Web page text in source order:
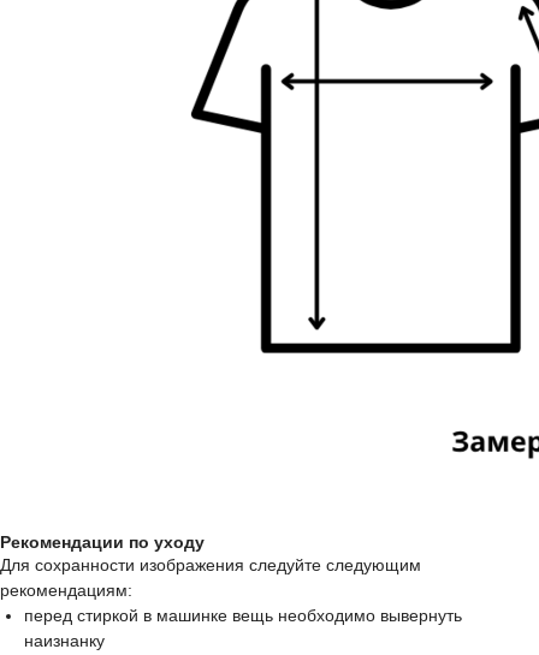
Рекомендации по уходу
Для сохранности изображения следуйте следующим
рекомендациям:
перед стиркой в машинке вещь необходимо вывернуть
наизнанку